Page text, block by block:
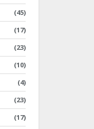
(45)
(17)
(23)
(10)
(4)
(23)
(17)